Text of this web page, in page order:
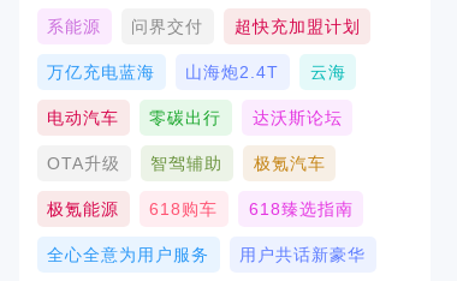
系能源 问界交付 超快充加盟计划
万亿充电蓝海 山海炮2.4T 云海
电动汽车 零碳出行 达沃斯论坛
OTA升级 智驾辅助 极氪汽车
极氪能源 618购车 618臻选指南
全心全意为用户服务 用户共话新豪华